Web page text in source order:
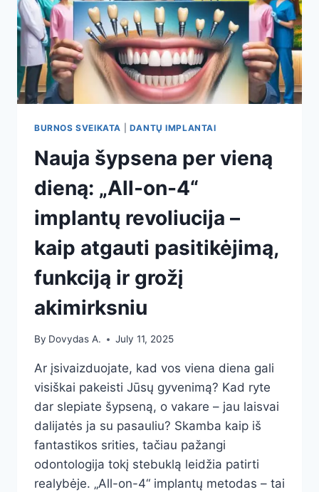
BURNOS SVEIKATA DANTŲ IMPLANTAI
Nauja šypsena per vieną
dieną: „All-on-4“
implantų revoliucija –
kaip atgauti pasitikėjimą,
funkciją ir grožį
akimirksniu
By Dovydas A. July 11, 2025
Ar įsivaizduojate, kad vos viena diena gali
visiškai pakeisti Jūsų gyvenimą? Kad ryte
dar slepiate šypseną, o vakare – jau laisvai
dalijatės ja su pasauliu? Skamba kaip iš
fantastikos srities, tačiau pažangi
odontologija tokį stebuklą leidžia patirti
realybėje. „All-on-4“ implantų metodas – tai